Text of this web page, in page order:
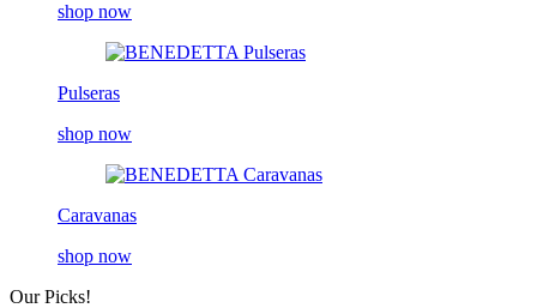
shop now
Pulseras
shop now
Caravanas
shop now
Our Picks!